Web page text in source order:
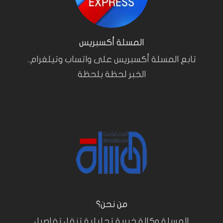
المسلة أكسبريس
تابع المسلة أكسبريس على واتساب وتيلغرام..
الخبر لحظة بلحظة
من نحن؟